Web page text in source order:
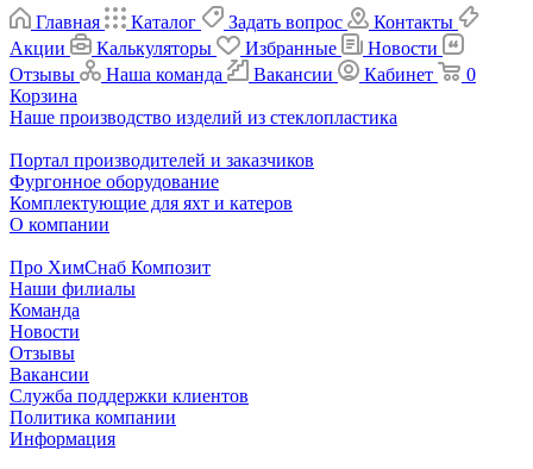
Главная Каталог Задать вопрос
Контакты
Акции
Калькуляторы Избранные
Новости
Отзывы
Наша команда Вакансии Кабинет
0
Корзина
Наше производство изделий из стеклопластика
Портал производителей и заказчиков
Фургонное оборудование
Комплектующие для яхт и катеров
О компании
Про ХимСнаб Композит
Наши филиалы
Команда
Новости
Отзывы
Вакансии
Служба поддержки клиентов
Политика компании
Информация